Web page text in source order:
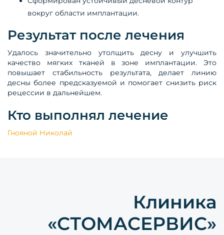
вокруг области имплантации.
Результат после лечения
Удалось значительно утолщить десну и улучшить
качество мягких тканей в зоне имплантации. Это
повышает стабильность результата, делает линию
десны более предсказуемой и помогает снизить риск
рецессии в дальнейшем.
Кто выполнял лечение
Гнояной Николай
Клиника
«СТОМАСЕРВИС»